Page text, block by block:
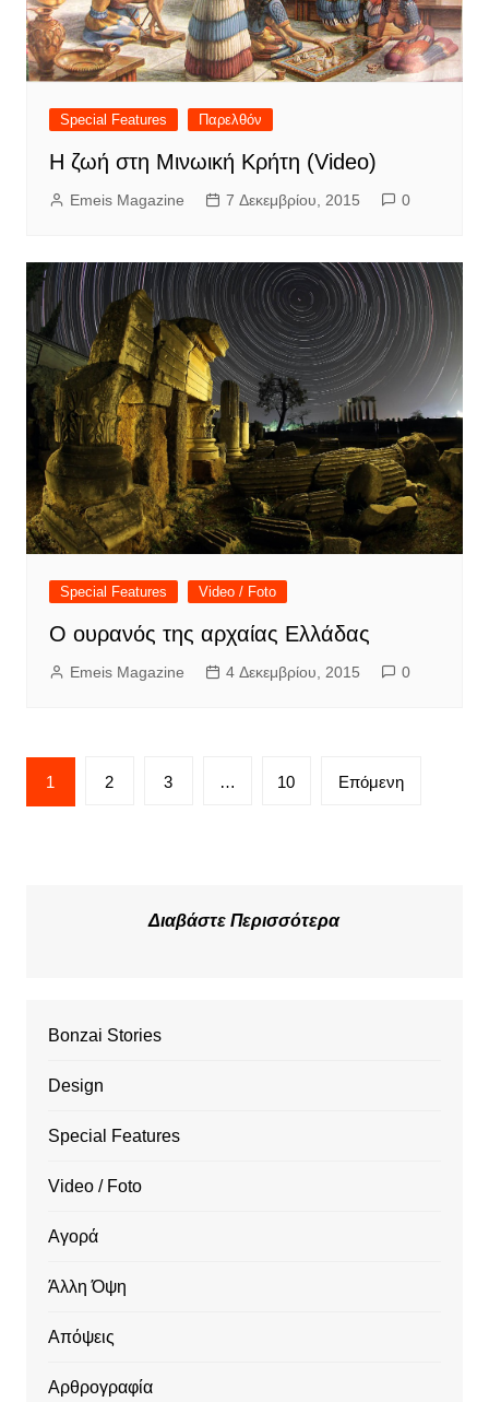
Special Features Παρελθόν
Η ζωή στη Μινωική Κρήτη (Video)
Emeis Magazine 7 Δεκεμβρίου, 2015 0
Special Features Video / Foto
Ο ουρανός της αρχαίας Ελλάδας
Emeis Magazine 4 Δεκεμβρίου, 2015 0
Σελιδοποίηση
άρθρων
1 2 3 … 10 Επόμενη
Διαβάστε Περισσότερα
Bonzai Stories
Design
Special Features
Video / Foto
Αγορά
Άλλη Όψη
Απόψεις
Αρθρογραφία